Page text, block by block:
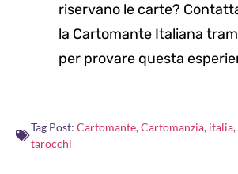
riservano le carte?
la Cartomante Italiana
per provare questa
Tag Post: Cartomante,Cartomanzia, italia,
tarocchi